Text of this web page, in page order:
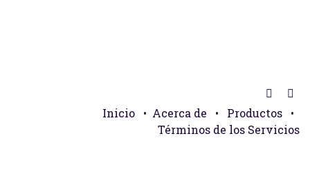
Inicio • Acerca de • Productos
•
Términos de los Servicios